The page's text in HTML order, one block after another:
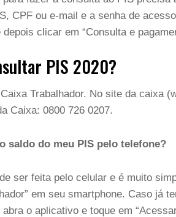
CPF ou e-mail e a senha de
depois clicar em “Consulta e
PIS 2020?
Trabalhador. No site da caixa
Caixa: 0800 726 0207.
saldo do meu PIS pelo telefone?
ser feita pelo celular e é muito
em seu smartphone. Caso já
o aplicativo e toque em